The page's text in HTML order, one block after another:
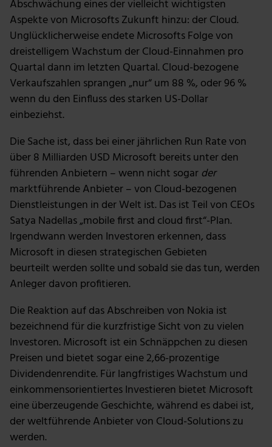
Abschwächung eines der vielleicht wichtigsten
Aspekte von Microsofts Zukunft hinzu: der Cloud.
Unglücklicherweise endete Microsofts Folge von
dreistelligem Wachstum der Cloud-Einnahmen pro
Quartal dann im letzten Quartal. Cloud-bezogene
Verkaufszahlen sprangen „nur“ um 88 %, oder 96 %
wenn du den Einfluss des starken US-Dollar
einbeziehst.
Die Sache ist, dass bei einer jährlichen Run Rate von
über 8 Milliarden USD Microsoft bereits unter den
führenden Anbietern – wenn nicht sogar der
marktführende Anbieter – von Cloud-bezogenen
Dienstleistungen in der Welt ist. Das ist Teil von CEOs
Satya Nadellas „mobile first and cloud first“-Plan.
Irgendwann werden Investoren erkennen, dass
Microsoft in diesen strategischen Gebieten
beurteilt werden sollte und sobald sie das tun, werden
Anleger davon profitieren.
Die Reaktion auf das Abschreiben von Nokia ist
bezeichnend für die kurzfristige Sicht von zu vielen
Investoren. Microsoft ist ein Schnäppchen zu diesen
Preisen und bietet sogar eine 2,66-prozentige
Dividendenrendite. Für langfristiges Wachstum und
einkommensorientiertes Investieren bietet Microsoft
eine überzeugende Geschichte, während es dabei ist,
der weltführende Anbieter von Cloud-Solutions zu
werden.